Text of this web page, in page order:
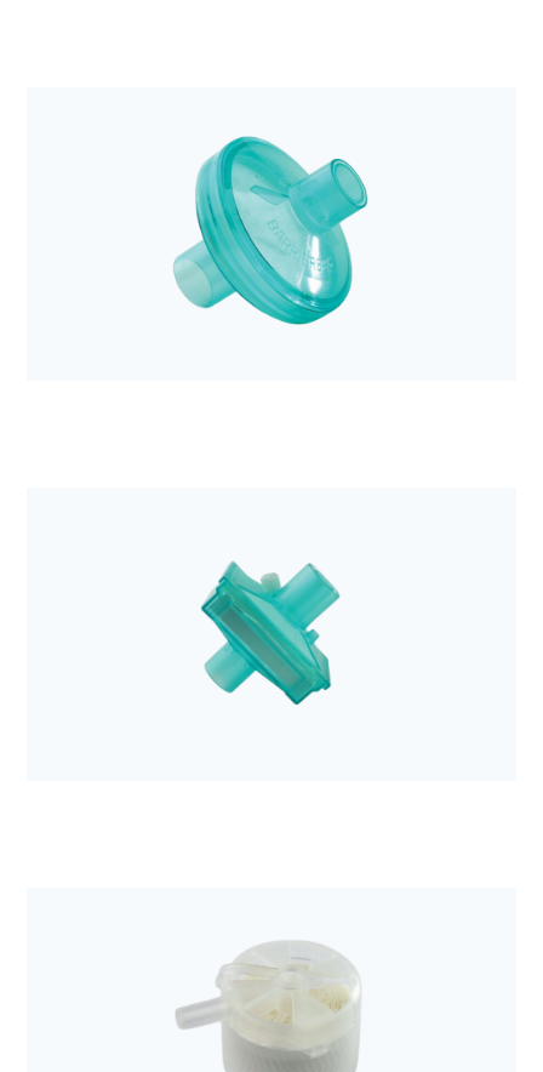
Anestezjologia i aparatura medyczna
Łącznik karbowany DAR z kominkiem 10cm 15M
Anestezjologia i aparatura medyczna
Filtr elektrostatyczny Barrierbac S
Anestezjologia i aparatura medyczna
Filtr mechaniczny Sterivent mini